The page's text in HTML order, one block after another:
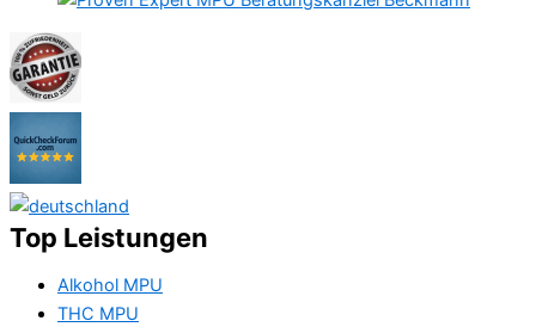
Top Leistungen
Alkohol MPU
THC MPU